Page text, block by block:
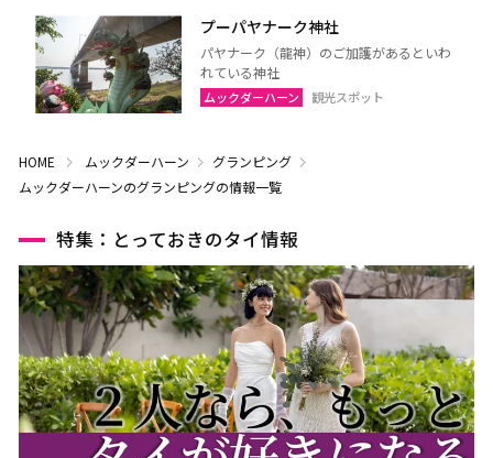
プーパヤナーク神社
パヤナーク（龍神）のご加護があるといわ
れている神社
ムックダーハーン 観光スポット
HOME ムックダーハーン
グランピング
ムックダーハーンのグランピングの情報一覧
特集：とっておきのタイ情報